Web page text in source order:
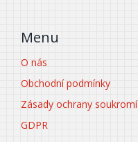
Menu
O nás
Obchodní podmínky
Zásady ochrany soukromí
GDPR